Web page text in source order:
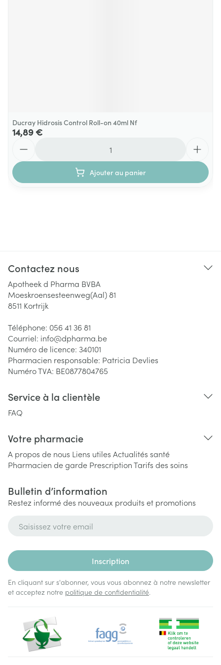
Ducray Hidrosis Control Roll-on 40ml Nf
14,89 €
Ajouter au panier
Contactez nous
Apotheek d Pharma BVBA
Moeskroensesteenweg(Aal) 81
8511 Kortrijk
Téléphone: 056 41 36 81
Courriel: info@dpharma.be
Numéro de licence: 340101
Pharmacien responsable: Patricia Devlies
Numéro TVA: BE0877804765
Service à la clientèle
FAQ
Votre pharmacie
A propos de nous Liens utiles Actualités santé
Pharmacien de garde PrescriptionTarifs des soins
Bulletin d’information
Restez informé des nouveaux produits et promotions
Inscription
En cliquant sur s'abonner, vous vous abonnez à notre newsletter
et acceptez notre politique de confidentialité.